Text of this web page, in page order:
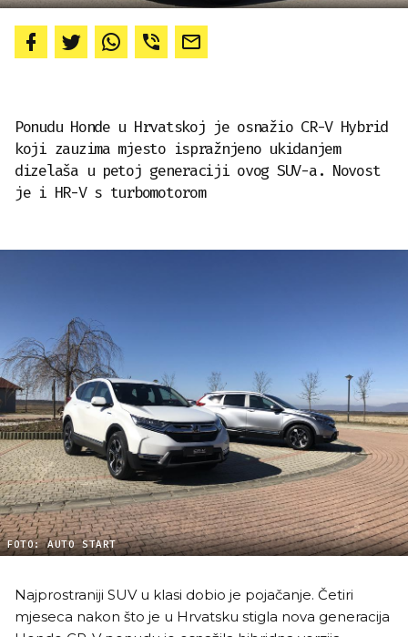
Ponudu Honde u Hrvatskoj je osnažio CR-V Hybrid
koji zauzima mjesto ispražnjeno ukidanjem
dizelaša u petoj generaciji ovog SUV-a. Novost
je i HR-V s turbomotorom
FOTO: AUTO START
Najprostraniji SUV u klasi dobio je pojačanje. Četiri
mjeseca nakon što je u Hrvatsku stigla nova generacija